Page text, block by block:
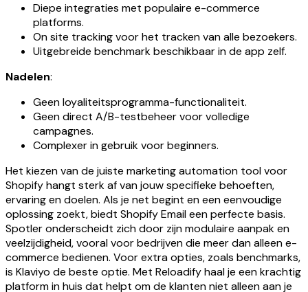
Diepe integraties met populaire e-commerce
platforms.
On site tracking voor het tracken van alle bezoekers.
Uitgebreide benchmark beschikbaar in de app zelf.
Nadelen:
Geen loyaliteitsprogramma-functionaliteit.
Geen direct A/B-testbeheer voor volledige
campagnes.
Complexer in gebruik voor beginners.
Het kiezen van de juiste marketing automation tool voor
Shopify hangt sterk af van jouw specifieke behoeften,
ervaring en doelen. Als je net begint en een eenvoudige
oplossing zoekt, biedt Shopify Email een perfecte basis.
Spotler onderscheidt zich door zijn modulaire aanpak en
veelzijdigheid, vooral voor bedrijven die meer dan alleen e-
commerce bedienen. Voor extra opties, zoals benchmarks,
is Klaviyo de beste optie. Met Reloadify haal je een krachtig
platform in huis dat helpt om de klanten niet alleen aan je